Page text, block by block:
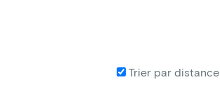
Trier par distance